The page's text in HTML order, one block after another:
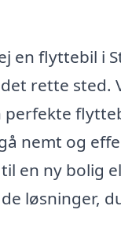
en flyttebil i
rette sted.
nemt og
en ny bolig
løsninger,